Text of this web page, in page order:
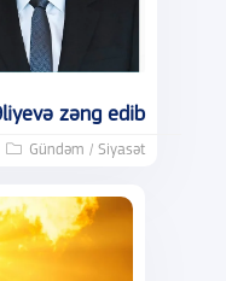
zəng edib
Gündəm / Siyasət